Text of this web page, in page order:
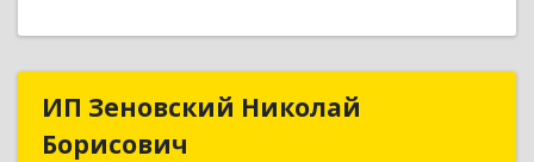
ИП Зеновский Николай
Борисович
ИП Зеновский Николай